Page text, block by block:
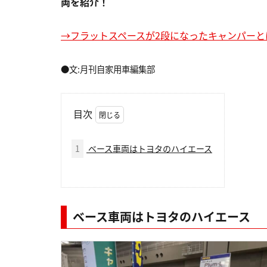
→フラットスペースが2段になったキャンパー
●文:月刊自家用車編集部
目次
1 ベース車両はトヨタのハイエース
ベース車両はトヨタのハイエース